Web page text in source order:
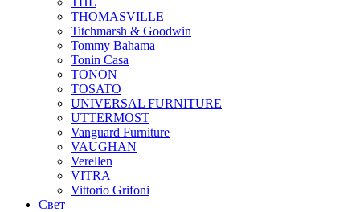
THOMASVILLE
Titchmarsh & Goodwin
Tommy Bahama
Tonin Casa
TONON
TOSATO
UNIVERSAL FURNITURE
UTTERMOST
Vanguard Furniture
VAUGHAN
Verellen
VITRA
Vittorio Grifoni
Свет